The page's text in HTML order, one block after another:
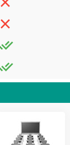
در مدرسه)، ارتباط مستمر
و... را قبل از ثبت نام
پیروز آباد اسدخان دیدن